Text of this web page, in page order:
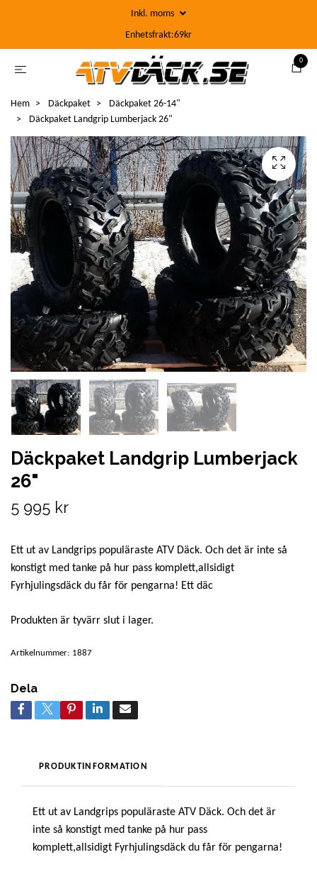
Inkl. moms
Enhetsfrakt:69kr
0
Hem Däckpaket
Däckpaket 26-14"
Däckpaket Landgrip Lumberjack 26"
Däckpaket Landgrip Lumberjack
26"
5 995 kr
Ett ut av Landgrips populäraste ATV Däck. Och det är inte så
konstigt med tanke på hur pass komplett,allsidigt
Fyrhjulingsdäck du får för pengarna! Ett däc
Produkten är tyvärr slut i lager.
Artikelnummer: 1887
Dela
PRODUKTINFORMATION
Ett ut av Landgrips populäraste ATV Däck. Och det är
inte så konstigt med tanke på hur pass
komplett,allsidigt Fyrhjulingsdäck du får för pengarna!